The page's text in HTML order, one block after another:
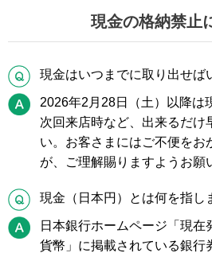
現金の格納禁止
Q
現金はいつまでに取り出せば
A
2026年2月28日（土）以降は
次回来店時など、出来るだけ
い。お客さまにはご不便をお
が、ご理解賜りますようお願
Q
現金（日本円）とは何を指し
A
日本銀行ホームページ「現在
貨幣」に掲載されている銀行